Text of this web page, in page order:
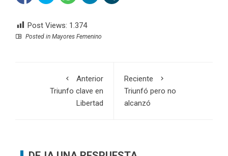
Post Views: 1.374
Posted in Mayores Femenino
Anterior
Triunfo clave en
Libertad
Reciente
Triunfó pero no
alcanzó